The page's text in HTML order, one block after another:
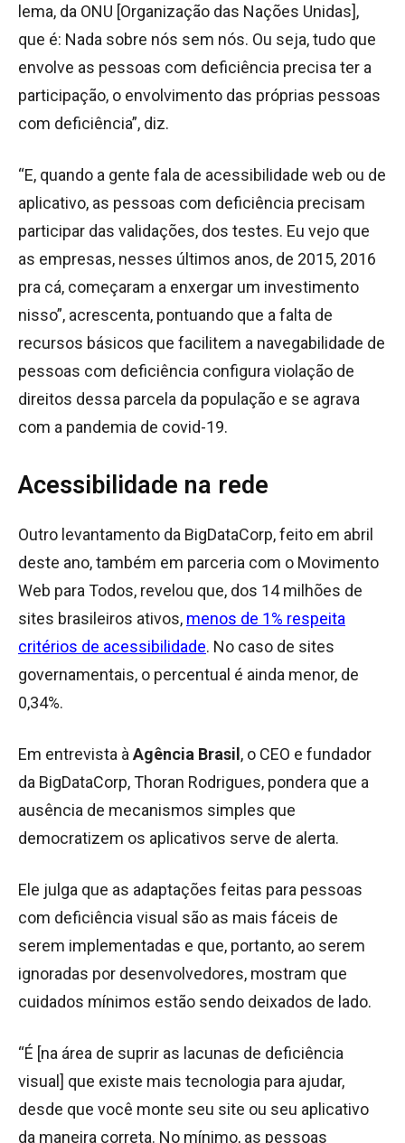
lema, da ONU [Organização das Nações Unidas],
que é: Nada sobre nós sem nós. Ou seja, tudo que
envolve as pessoas com deficiência precisa ter a
participação, o envolvimento das próprias pessoas
com deficiência”, diz.
“E, quando a gente fala de acessibilidade web ou de
aplicativo, as pessoas com deficiência precisam
participar das validações, dos testes. Eu vejo que
as empresas, nesses últimos anos, de 2015, 2016
pra cá, começaram a enxergar um investimento
nisso”, acrescenta, pontuando que a falta de
recursos básicos que facilitem a navegabilidade de
pessoas com deficiência configura violação de
direitos dessa parcela da população e se agrava
com a pandemia de covid-19.
Acessibilidade na rede
Outro levantamento da BigDataCorp, feito em abril
deste ano, também em parceria com o Movimento
Web para Todos, revelou que, dos 14 milhões de
sites brasileiros ativos, menos de 1% respeita
critérios de acessibilidade. No caso de sites
governamentais, o percentual é ainda menor, de
0,34%.
Em entrevista à Agência Brasil, o CEO e fundador
da BigDataCorp, Thoran Rodrigues, pondera que a
ausência de mecanismos simples que
democratizem os aplicativos serve de alerta.
Ele julga que as adaptações feitas para pessoas
com deficiência visual são as mais fáceis de
serem implementadas e que, portanto, ao serem
ignoradas por desenvolvedores, mostram que
cuidados mínimos estão sendo deixados de lado.
“É [na área de suprir as lacunas de deficiência
visual] que existe mais tecnologia para ajudar,
desde que você monte seu site ou seu aplicativo
da maneira correta. No mínimo, as pessoas